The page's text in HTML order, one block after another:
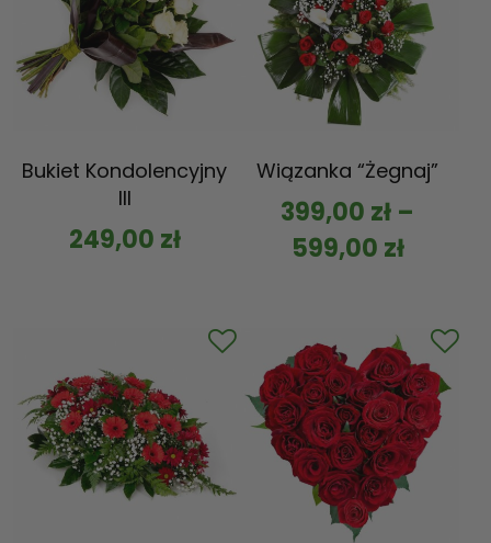
Bukiet Kondolencyjny
III
249,00 zł
Wiązanka “Żegnaj”
399,00 zł –
599,00 zł